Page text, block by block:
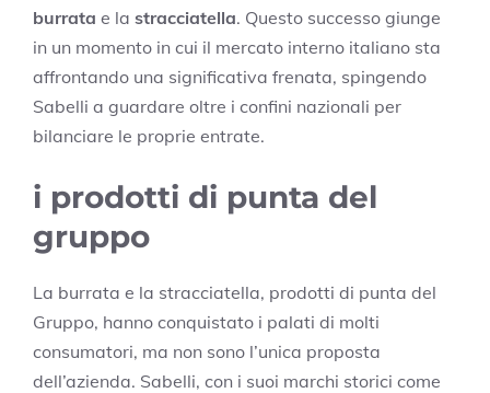
burrata e la stracciatella. Questo successo giunge
in un momento in cui il mercato interno italiano sta
affrontando una significativa frenata, spingendo
Sabelli a guardare oltre i confini nazionali per
bilanciare le proprie entrate.
i prodotti di punta del
gruppo
La burrata e la stracciatella, prodotti di punta del
Gruppo, hanno conquistato i palati di molti
consumatori, ma non sono l’unica proposta
dell’azienda. Sabelli, con i suoi marchi storici come